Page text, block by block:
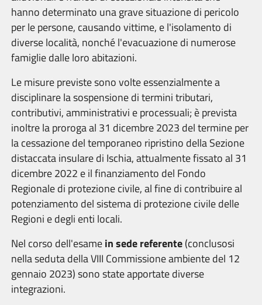
hanno determinato una grave situazione di pericolo
per le persone, causando vittime, e l'isolamento di
diverse località, nonché l'evacuazione di numerose
famiglie dalle loro abitazioni.
Le misure previste sono volte essenzialmente a
disciplinare la sospensione di termini tributari,
contributivi, amministrativi e processuali; è prevista
inoltre la proroga al 31 dicembre 2023 del termine per
la cessazione del temporaneo ripristino della Sezione
distaccata insulare di Ischia, attualmente fissato al 31
dicembre 2022 e il finanziamento del Fondo
Regionale di protezione civile, al fine di contribuire al
potenziamento del sistema di protezione civile delle
Regioni e degli enti locali.
Nel corso dell'esamein sede referente(conclusosi
nella seduta della VIII Commissione ambiente del 12
gennaio 2023) sono state apportate diverse
integrazioni.